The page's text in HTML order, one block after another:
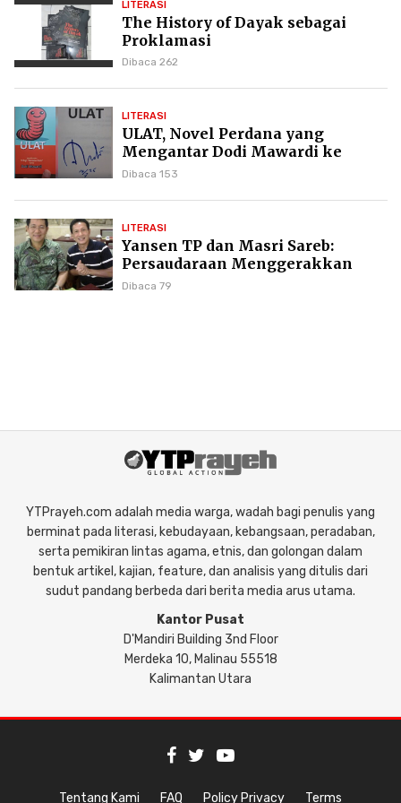
LITERASI
The History of Dayak sebagai
Proklamasi
Dibaca 262
LITERASI
ULAT, Novel Perdana yang
Mengantar Dodi Mawardi ke
Puncak Karier Kepenulisan
Dibaca 153
LITERASI
Yansen TP dan Masri Sareb:
Persaudaraan Menggerakkan
Literasi Borneo
Dibaca 79
YTPrayeh.com adalah media warga, wadah bagi penulis yang
berminat pada literasi, kebudayaan, kebangsaan, peradaban,
serta pemikiran lintas agama, etnis, dan golongan dalam
bentuk artikel, kajian, feature, dan analisis yang ditulis dari
sudut pandang berbeda dari berita media arus utama.
Kantor Pusat
D'Mandiri Building 3nd Floor
Merdeka 10, Malinau 55518
Kalimantan Utara
Tentang Kami FAQ Policy Privacy Terms